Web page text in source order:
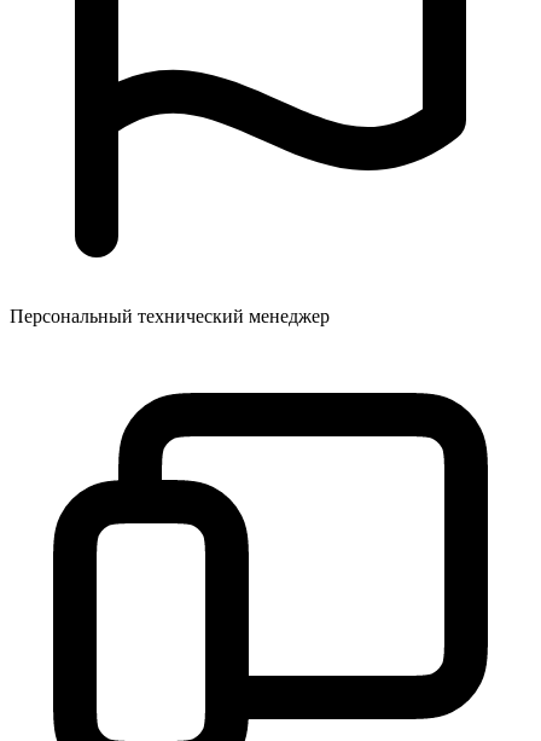
Персональный технический менеджер